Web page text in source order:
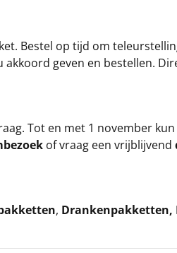
Bestel op tijd om
geven en bestellen.
Tot en met 1 november
of vraag een vrijblijvend
, Drankenpakketten,